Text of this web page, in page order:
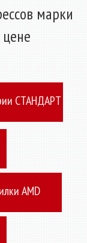
марки
СТАНДАРТ
AMD